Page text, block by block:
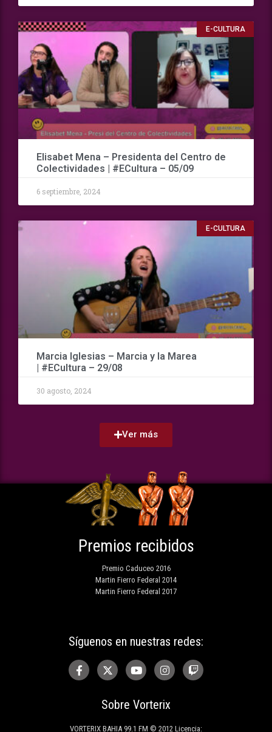
E-CULTURA
Elisabet Mena – Presidenta del Centro de
Colectividades | #ECultura – 05/09
6 septiembre, 2024
E-CULTURA
Marcia Iglesias – Marcia y la Marea
| #ECultura – 29/08
30 agosto, 2024
Ver más
Sobre Vorterix
VORTERIX BAHIA 99.1 FM © 2012 Licencia:
Síguenos en nuestras redes:
Premios recibidos
Premio Caduceo 2016
Martin Fierro Federal 2014
Martin Fierro Federal 2017